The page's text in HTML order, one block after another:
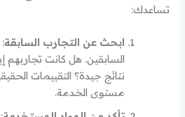
تساعدك:
ابحث عن التجارب السابقة
السابقين. هل كانت تجاربهم
نتائج جيدة؟ التقييمات
مستوى الخدمة.